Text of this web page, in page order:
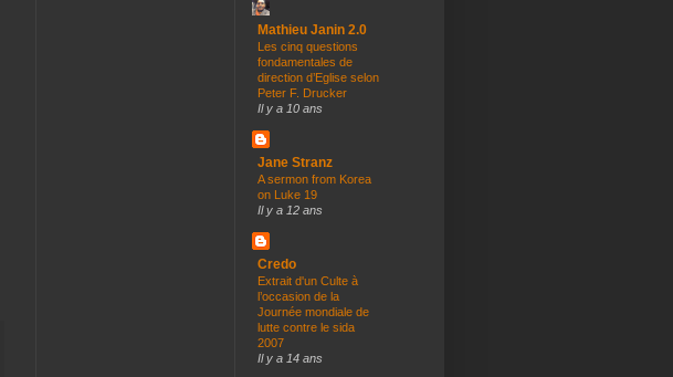
Mathieu Janin 2.0
Les cinq questions
fondamentales de
direction d’Eglise selon
Peter F. Drucker
Il y a 10 ans
Jane Stranz
A sermon from Korea
on Luke 19
Il y a 12 ans
Credo
Extrait d'un Culte à
l’occasion de la
Journée mondiale de
lutte contre le sida
2007
Il y a 14 ans